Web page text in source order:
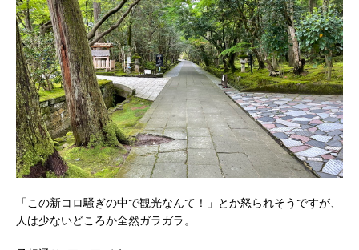
「この新コロ騒ぎの中で観光なんて！」とか怒られそうですが、
人は少ないどころか全然ガラガラ。